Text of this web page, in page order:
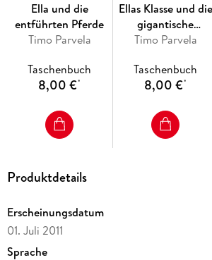
Ella und die
entführten Pferde
Timo Parvela
Taschenbuch
8,00 €*
Ellas Klasse und die
gigantische
Weihnachtsfeier
Timo Parvela
Taschenbuch
8,00 €*
Produktdetails
Erscheinungsdatum
01. Juli 2011
Sprache